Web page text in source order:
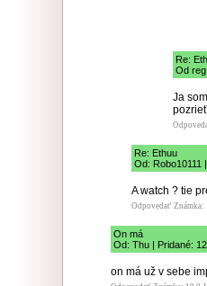
Re:
Od
Ja
Re: Ethuu
Od: Robo10111
A watch ? tie
Odpovedať Známka:
On má
Od: Thu | Pridané:
on má už v sebe